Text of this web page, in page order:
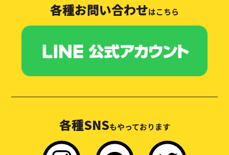
各種お問い合わせはこちら
各種SNSもやっております